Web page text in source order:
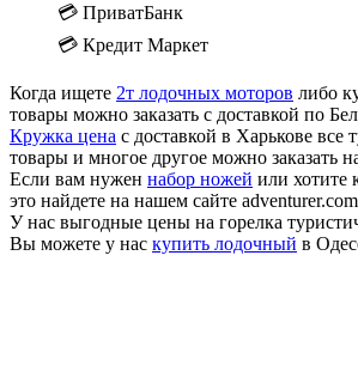
💳 ПриватБанк
💳 Кредит Маркет
Когда ищете 2т лодочных моторов либо
товары можно заказать с доставкой по
Кружка цена с доставкой в Харькове все
товары и многое другое можно заказать
Если вам нужен набор ножей или хотите
это найдете на нашем сайте
У нас выгодные цены на горелка
Вы можете у нас купить лодочный в